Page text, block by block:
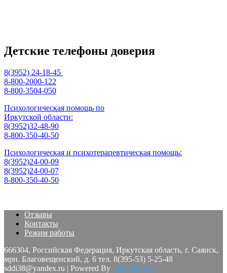
Детские телефоны доверия
8(3952) 24-18-45
8-800-2000-122
8-800-3504-050
Психологическая помощь по
Иркутской области:
8(3952)32-48-90
8-800-350-40-50
Психологическая и психотерапевтическая помощь:
8(3952)24-00-09
8(3952)24-00-07
8-800-350-40-50
Отзывы
Контакты
Режим работы
666304, Российская Федерация, Иркутская область, г. Саянск,
мрн. Благовещенский, д. 6 тел. 8(395-53) 5-25-48
sddi38@yandex.ru | Powered By SpiceThemes